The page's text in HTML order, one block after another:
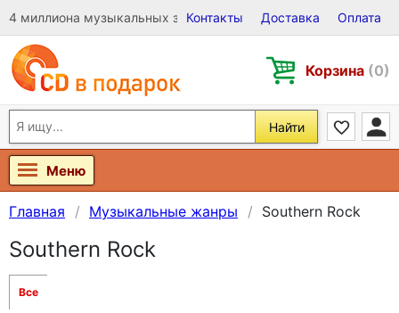
4 миллиона музыкальных записей на Виниле, CD и DVD
Контакты Доставка Оплата
Корзина (0)
Найти
Меню
Главная Музыкальные жанры Southern Rock
Southern Rock
Все